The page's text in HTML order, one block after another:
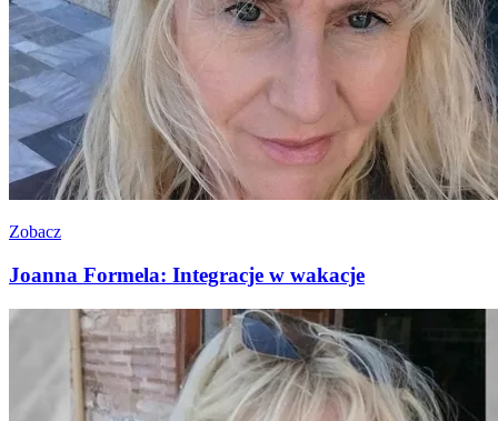
Zobacz
Joanna Formela: Integracje w wakacje